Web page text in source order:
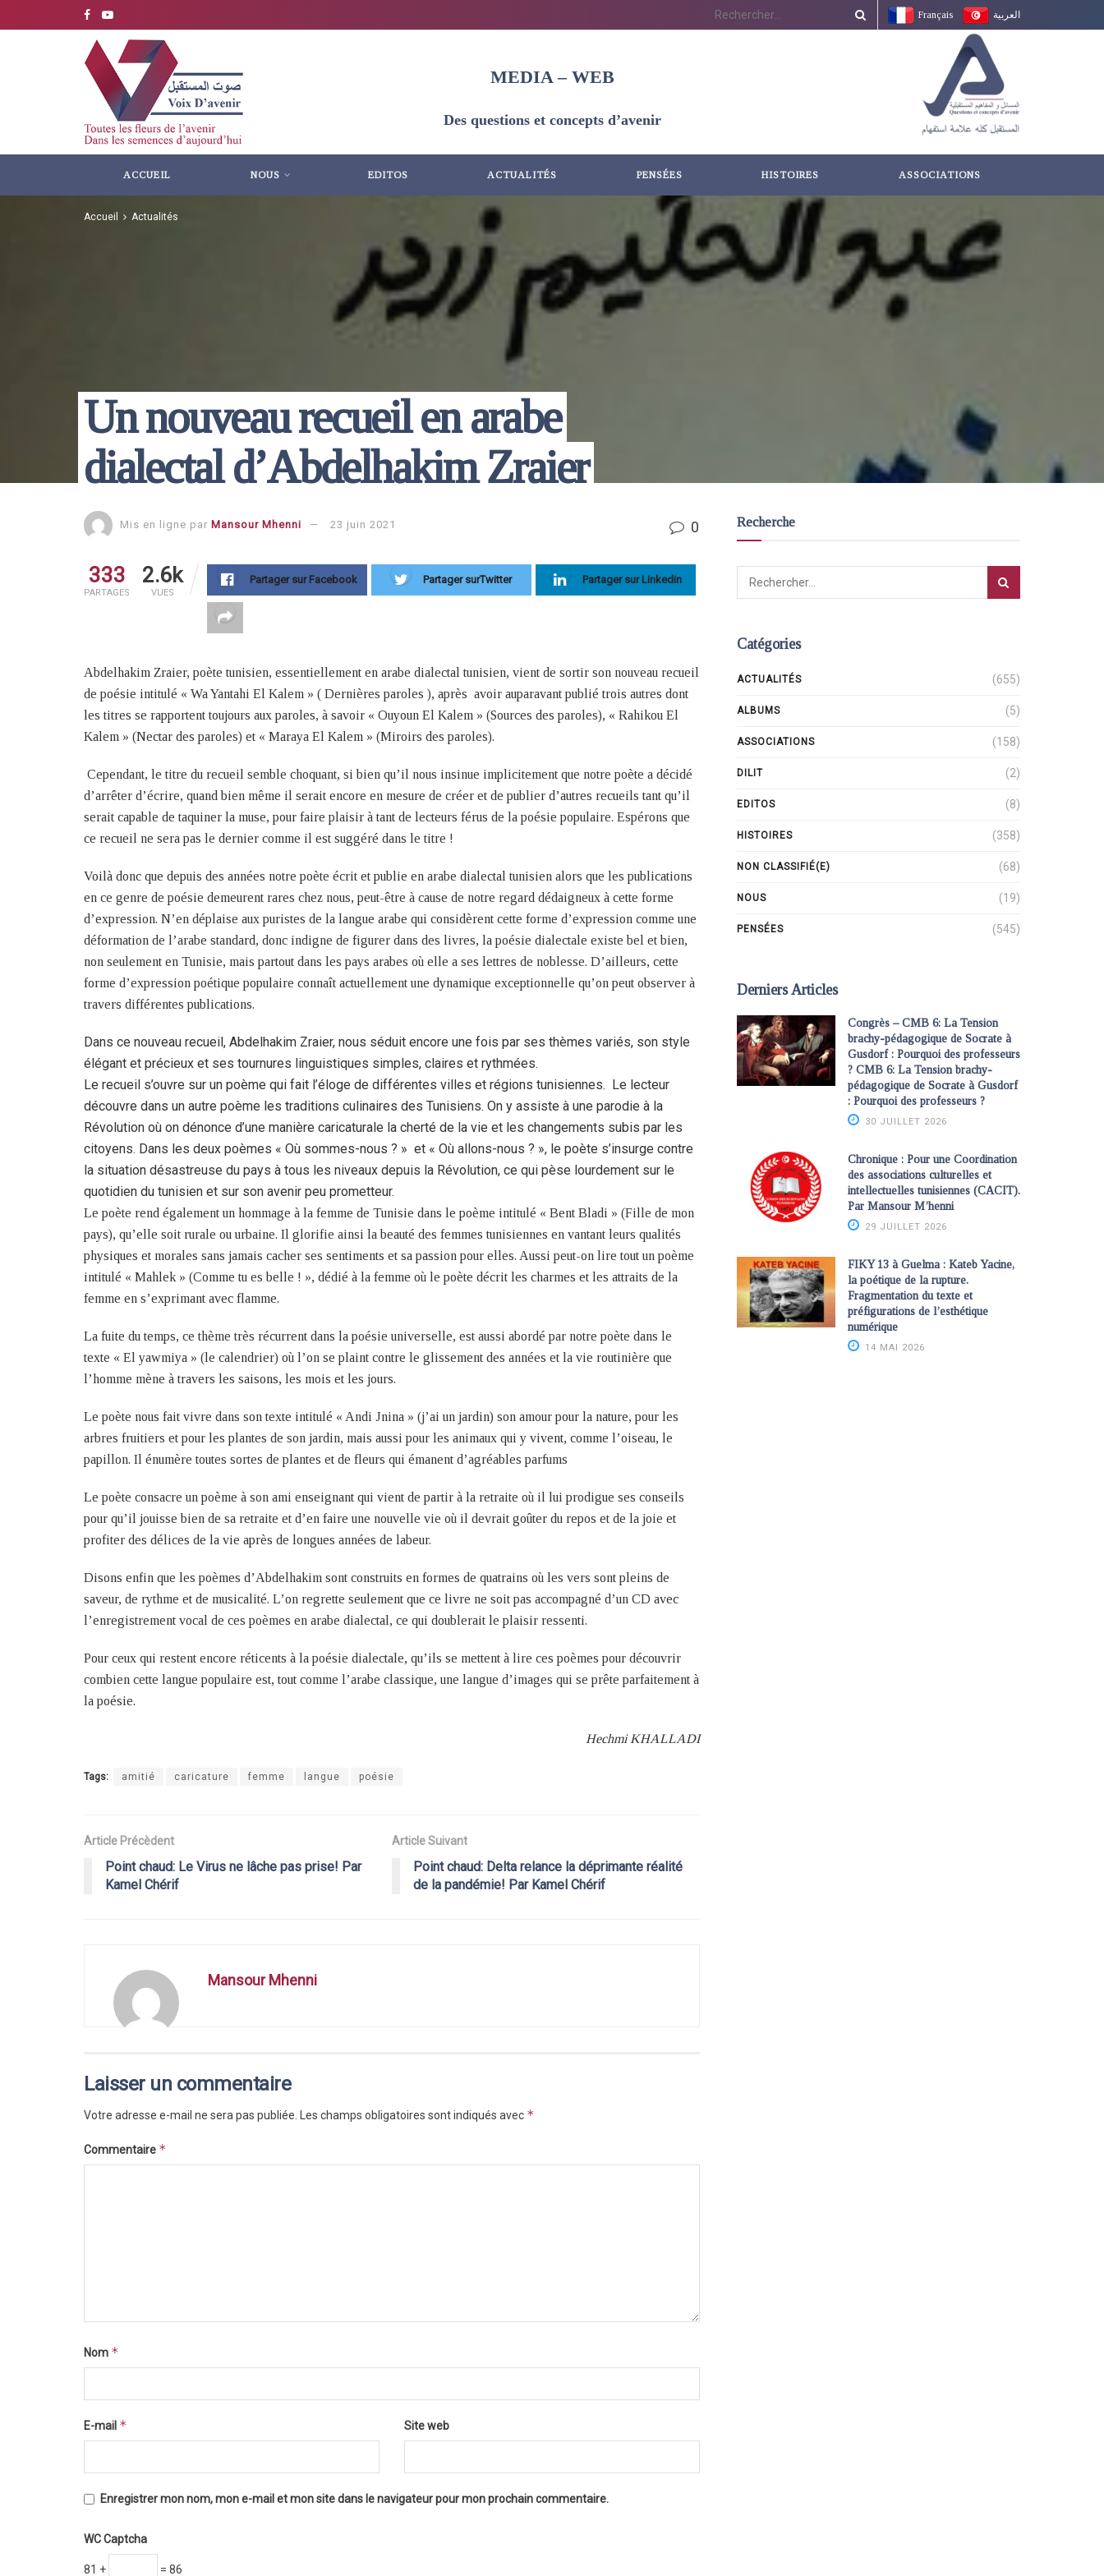
Français العربية
MEDIA – WEB
Des questions et concepts d’avenir
ACCUEIL NOUS EDITOS ACTUALITÉS PENSÉES HISTOIRES ASSOCIATIONS
Accueil Actualités
Un nouveau recueil en arabe
dialectal d’Abdelhakim Zraier
Mis en ligne par Mansour Mhenni 23 juin 2021 0
333
PARTAGES
2.6k
VUES
Partager sur Facebook Partager surTwitter Partager sur Linkedin
Abdelhakim Zraier, poète tunisien, essentiellement en arabe dialectal tunisien, vient de sortir son nouveau recueil
de poésie intitulé « Wa Yantahi El Kalem » ( Dernières paroles ), après avoir auparavant publié trois autres dont
les titres se rapportent toujours aux paroles, à savoir « Ouyoun El Kalem » (Sources des paroles), « Rahikou El
Kalem » (Nectar des paroles) et « Maraya El Kalem » (Miroirs des paroles).
Cependant, le titre du recueil semble choquant, si bien qu’il nous insinue implicitement que notre poète a décidé
d’arrêter d’écrire, quand bien même il serait encore en mesure de créer et de publier d’autres recueils tant qu’il
serait capable de taquiner la muse, pour faire plaisir à tant de lecteurs férus de la poésie populaire. Espérons que
ce recueil ne sera pas le dernier comme il est suggéré dans le titre !
Voilà donc que depuis des années notre poète écrit et publie en arabe dialectal tunisien alors que les publications
en ce genre de poésie demeurent rares chez nous, peut-être à cause de notre regard dédaigneux à cette forme
d’expression. N’en déplaise aux puristes de la langue arabe qui considèrent cette forme d’expression comme une
déformation de l’arabe standard, donc indigne de figurer dans des livres, la poésie dialectale existe bel et bien,
non seulement en Tunisie, mais partout dans les pays arabes où elle a ses lettres de noblesse. D’ailleurs, cette
forme d’expression poétique populaire connaît actuellement une dynamique exceptionnelle qu’on peut observer à
travers différentes publications.
Dans ce nouveau recueil, Abdelhakim Zraier, nous séduit encore une fois par ses thèmes variés, son style
élégant et précieux et ses tournures linguistiques simples, claires et rythmées.
Le recueil s’ouvre sur un poème qui fait l’éloge de différentes villes et régions tunisiennes. Le lecteur
découvre dans un autre poème les traditions culinaires des Tunisiens. On y assiste à une parodie à la
Révolution où on dénonce d’une manière caricaturale la cherté de la vie et les changements subis par les
citoyens. Dans les deux poèmes « Où sommes-nous ? » et « Où allons-nous ? », le poète s’insurge contre
la situation désastreuse du pays à tous les niveaux depuis la Révolution, ce qui pèse lourdement sur le
quotidien du tunisien et sur son avenir peu prometteur.
Le poète rend également un hommage à la femme de Tunisie dans le poème intitulé « Bent Bladi » (Fille de mon
pays), qu’elle soit rurale ou urbaine. Il glorifie ainsi la beauté des femmes tunisiennes en vantant leurs qualités
physiques et morales sans jamais cacher ses sentiments et sa passion pour elles. Aussi peut-on lire tout un poème
intitulé « Mahlek » (Comme tu es belle ! », dédié à la femme où le poète décrit les charmes et les attraits de la
femme en s’exprimant avec flamme.
La fuite du temps, ce thème très récurrent dans la poésie universelle, est aussi abordé par notre poète dans le
texte « El yawmiya » (le calendrier) où l’on se plaint contre le glissement des années et la vie routinière que
l’homme mène à travers les saisons, les mois et les jours.
Le poète nous fait vivre dans son texte intitulé « Andi Jnina » (j’ai un jardin) son amour pour la nature, pour les
arbres fruitiers et pour les plantes de son jardin, mais aussi pour les animaux qui y vivent, comme l’oiseau, le
papillon. Il énumère toutes sortes de plantes et de fleurs qui émanent d’agréables parfums
Le poète consacre un poème à son ami enseignant qui vient de partir à la retraite où il lui prodigue ses conseils
pour qu’il jouisse bien de sa retraite et d’en faire une nouvelle vie où il devrait goûter du repos et de la joie et
profiter des délices de la vie après de longues années de labeur.
Disons enfin que les poèmes d’Abdelhakim sont construits en formes de quatrains où les vers sont pleins de
saveur, de rythme et de musicalité. L’on regrette seulement que ce livre ne soit pas accompagné d’un CD avec
l’enregistrement vocal de ces poèmes en arabe dialectal, ce qui doublerait le plaisir ressenti.
Pour ceux qui restent encore réticents à la poésie dialectale, qu’ils se mettent à lire ces poèmes pour découvrir
combien cette langue populaire est, tout comme l’arabe classique, une langue d’images qui se prête parfaitement à
la poésie.
Hechmi KHALLADI
Tags: amitié caricature femme langue poésie
Article Précèdent
Point chaud: Le Virus ne lâche pas prise! Par
Kamel Chérif
Article Suivant
Point chaud: Delta relance la déprimante réalité
de la pandémie! Par Kamel Chérif
Mansour Mhenni
Laisser un commentaire
Votre adresse e-mail ne sera pas publiée. Les champs obligatoires sont indiqués avec *
Commentaire *
Nom *
E-mail * Site web
Enregistrer mon nom, mon e-mail et mon site dans le navigateur pour mon prochain commentaire.
WC Captcha
81 + = 86
Recherche
Catégories
ACTUALITÉS (655)
ALBUMS (5)
ASSOCIATIONS (158)
DILIT (2)
EDITOS (8)
HISTOIRES (358)
NON CLASSIFIÉ(E) (68)
NOUS (19)
PENSÉES (545)
Derniers Articles
Congrès – CMB 6: La Tension
brachy-pédagogique de Socrate à
Gusdorf : Pourquoi des professeurs
? CMB 6: La Tension brachy-
pédagogique de Socrate à Gusdorf
: Pourquoi des professeurs ?
30 JUILLET 2026
Chronique : Pour une Coordination
des associations culturelles et
intellectuelles tunisiennes (CACIT).
Par Mansour M’henni
29 JUILLET 2026
FIKY 13 à Guelma : Kateb Yacine,
la poétique de la rupture.
Fragmentation du texte et
préfigurations de l’esthétique
numérique
14 MAI 2026